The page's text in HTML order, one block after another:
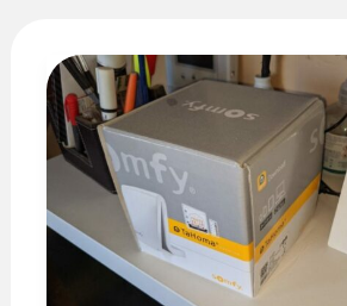
VOLETS
ROULANT
A
SAINT-
GEORGES-
DE-
RENEINS